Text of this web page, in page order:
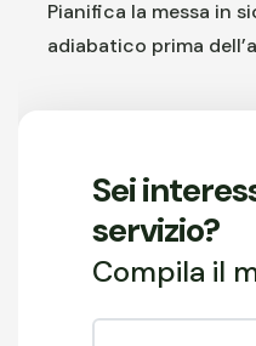
Pianifica la messa in
adiabatico prima
Sei
servizio?
Compila il